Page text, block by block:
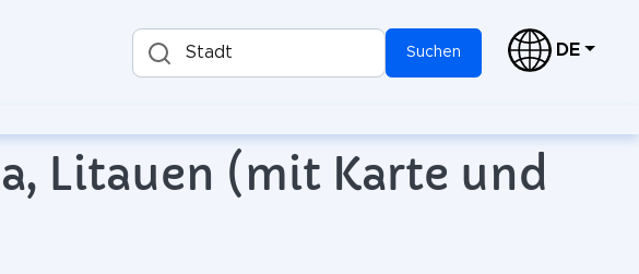
Stadt Suchen DE
Litauen (mit Karte und